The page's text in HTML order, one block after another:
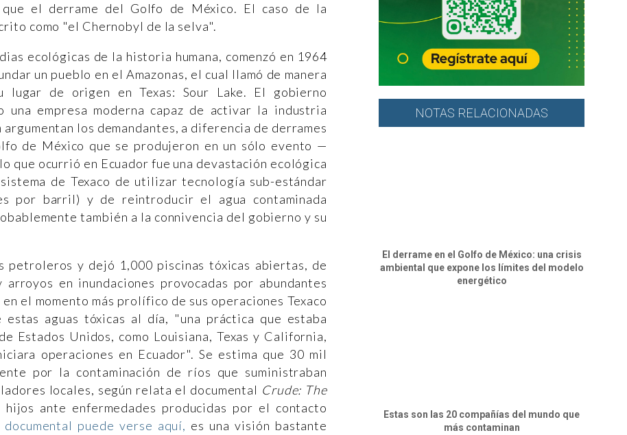
el derrame del Golfo de México. El caso de la
como "el Chernobyl de la selva".
ecológicas de la historia humana, comenzó en 1964
un pueblo en el Amazonas, el cual llamó de manera
lugar de origen en Texas: Sour Lake. El gobierno
una empresa moderna capaz de activar la industria
los demandantes, a diferencia de derrames
de México que se produjeron en un sólo evento —
que ocurrió en Ecuador fue una devastación ecológica
de Texaco de utilizar tecnología sub-estándar
por barril) y de reintroducir el agua contaminada
también a la connivencia del gobierno y su
petroleros y dejó 1,000 piscinas tóxicas abiertas, de
en inundaciones provocadas por abundantes
en el momento más prolífico de sus operaciones Texaco
aguas tóxicas al día, "una práctica que estaba
Estados Unidos, como Louisiana, Texas y California,
operaciones en Ecuador". Se estima que 30 mil
por la contaminación de ríos que suministraban
locales, según relata el documental Crude: The
ante enfermedades producidas por el contacto
documental puede verse aquí, es una visión bastante
NOTAS RELACIONADAS
El derrame en el Golfo de México: una crisis
ambiental que expone los límites del modelo
energético
Estas son las 20 compañías del mundo que
más contaminan